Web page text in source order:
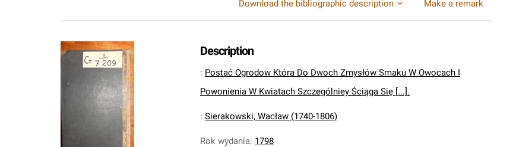
Download the bibliographic description
Make a remark
Description
: Postać Ogrodow Która Do Dwoch Zmysłów Smaku W Owocach I
Powonienia W Kwiatach Szczególniey Ściąga Się [...].
: Sierakowski, Wacław (1740-1806)
Rok wydania: 1798